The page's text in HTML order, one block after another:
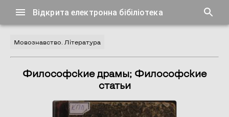
Відкрита електронна бібіліотека
Мовознавство. Література
Философские драмы; Философские
статьи